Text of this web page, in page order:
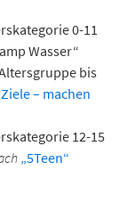
0-11
Wasser“
bis
Ziele – machen
12-15
„5Teen“